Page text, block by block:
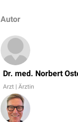
Autor
Dr. med. Norbert
Arzt | Ärztin